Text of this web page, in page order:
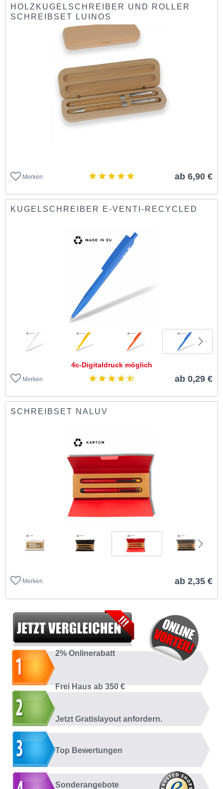
HOLZKUGELSCHREIBER UND ROLLER
SCHREIBSET LUINOS
Merken ab 6,90 €
KUGELSCHREIBER E-VENTI-RECYCLED
4c-Digitaldruck möglich
Merken ab 0,29 €
SCHREIBSET NALUV
Merken ab 2,35 €
Jetzt Gratislayout anfordern.
2% Onlinerabatt
Frei Haus ab 350 €
Top Bewertungen
Sonderangebote